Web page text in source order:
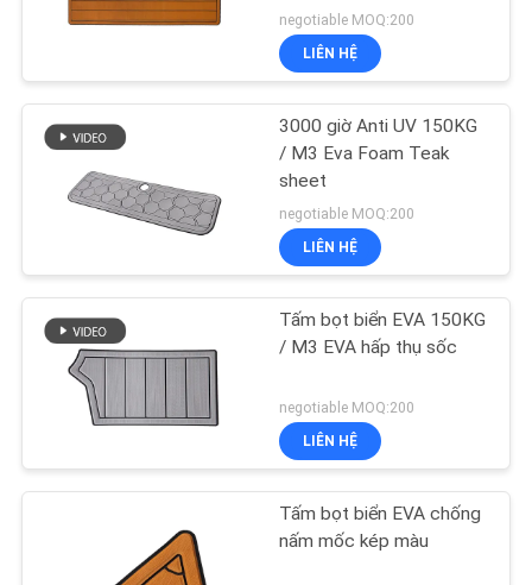
Tấm làm mát
Marine Mat
9
Tấm xốp EVA tự
dính
negotiable MOQ:200
LIÊN HỆ
3000 giờ Anti UV 150KG
/ M3 Eva Foam Teak
sheet
negotiable MOQ:200
LIÊN HỆ
Tấm bọt biển EVA 150KG
/ M3 EVA hấp thụ sốc
negotiable MOQ:200
LIÊN HỆ
Tấm bọt biển EVA chống
nấm mốc kép màu